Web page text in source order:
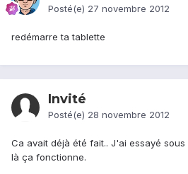
Posté(e) 27 novembre 2012
redémarre ta tablette
Invité
Posté(e) 28 novembre 2012
Ca avait déjà été fait.. J'ai essayé
là ça fonctionne.